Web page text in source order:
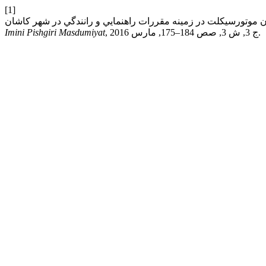
[1]
Imini Pishgiri Masdumiyat , ج 3, ش 3, صص 184–175, مارس 2016.